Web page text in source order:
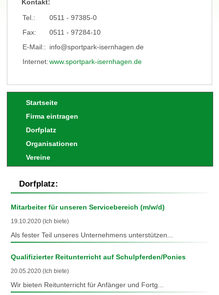
Startseite
Firma eintragen
Dorfplatz
Organisationen
Vereine
Dorfplatz:
Mitarbeiter für unseren Servicebereich (m/w/d)
19.10.2020 (Ich biete)
Als fester Teil unseres Unternehmens unterstützen...
Qualifizierter Reitunterricht auf Schulpferden/Ponies
20.05.2020 (Ich biete)
Wir bieten Reitunterricht für Anfänger und Fortg...
Kontakt:
Tel.:
0511 - 97385-0
Fax:
0511 - 97284-10
E-Mail:: info@sportpark-isernhagen.de
Internet:www.sportpark-isernhagen.de